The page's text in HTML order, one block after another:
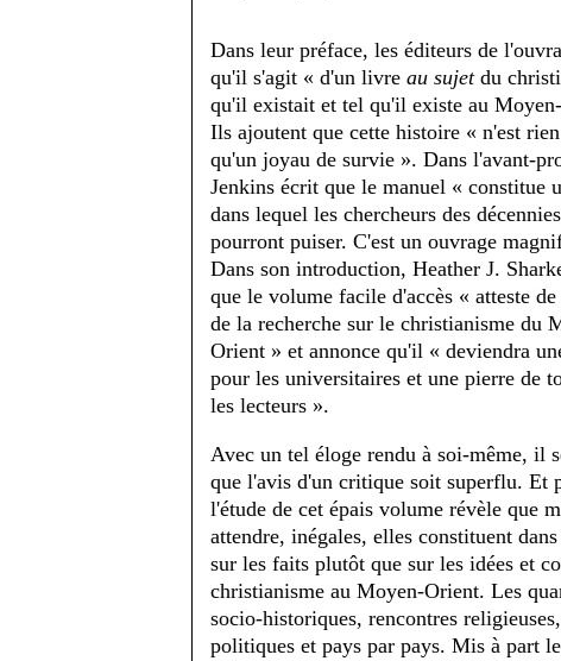
Dans leur préface, les éditeurs de
qu'il s'agit « d'un livre au sujetdu
qu'il existait et tel qu'il existe au
Ils ajoutent que cette histoire « n'est
qu'un joyau de survie ». Dans l'avant-
Jenkins écrit que le manuel « constitue
dans lequel les chercheurs des
pourront puiser. C'est un ouvrage
Dans son introduction, Heather J.
que le volume facile d'accès « atteste
de la recherche sur le christianisme du
Orient » et annonce qu'il « deviendra
pour les universitaires et une pierre de
les lecteurs ».
Avec un tel éloge rendu à soi-même, il
que l'avis d'un critique soit superflu. Et
l'étude de cet épais volume révèle que
attendre, inégales, elles constituent
sur les faits plutôt que sur les idées et
christianisme au Moyen-Orient. Les
socio-historiques, rencontres
politiques et pays par pays. Mis à part